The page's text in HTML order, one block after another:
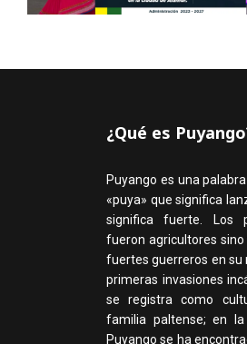
¿Qué es
Puyango es una
«puya» que significa
significa fuerte. Los
fueron agricultores
fuertes guerreros en su
primeras invasiones
se registra como
familia paltense; en
Puyango se ha